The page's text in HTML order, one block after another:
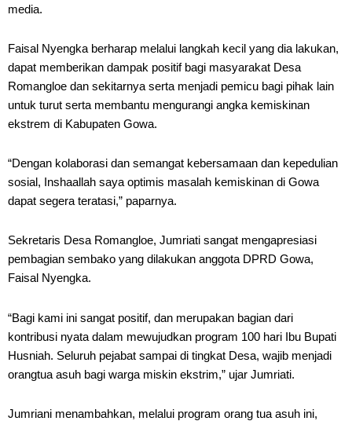
media.
Faisal Nyengka berharap melalui langkah kecil yang dia lakukan,
dapat memberikan dampak positif bagi masyarakat Desa
Romangloe dan sekitarnya serta menjadi pemicu bagi pihak lain
untuk turut serta membantu mengurangi angka kemiskinan
ekstrem di Kabupaten Gowa.
“Dengan kolaborasi dan semangat kebersamaan dan kepedulian
sosial, Inshaallah saya optimis masalah kemiskinan di Gowa
dapat segera teratasi,” paparnya.
Sekretaris Desa Romangloe, Jumriati sangat mengapresiasi
pembagian sembako yang dilakukan anggota DPRD Gowa,
Faisal Nyengka.
“Bagi kami ini sangat positif, dan merupakan bagian dari
kontribusi nyata dalam mewujudkan program 100 hari Ibu Bupati
Husniah. Seluruh pejabat sampai di tingkat Desa, wajib menjadi
orangtua asuh bagi warga miskin ekstrim,” ujar Jumriati.
Jumriani menambahkan, melalui program orang tua asuh ini,